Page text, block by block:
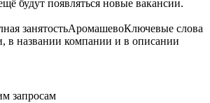
будут появляться новые вакансии.
занятостьАромашевоКлючевые слова
в названии компании и в описании
запросам